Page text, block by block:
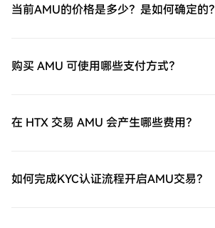
当前AMU的价格是多少？是如何确定的？
购买 AMU 可使用哪些支付方式？
在 HTX 交易 AMU 会产生哪些费用？
如何完成KYC认证流程开启AMU交易？